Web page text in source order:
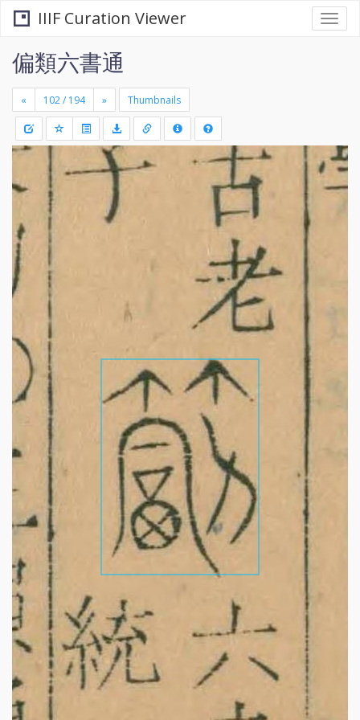
IIIF Curation Viewer
偏類六書通
« » Thumbnails
-
Draw
a